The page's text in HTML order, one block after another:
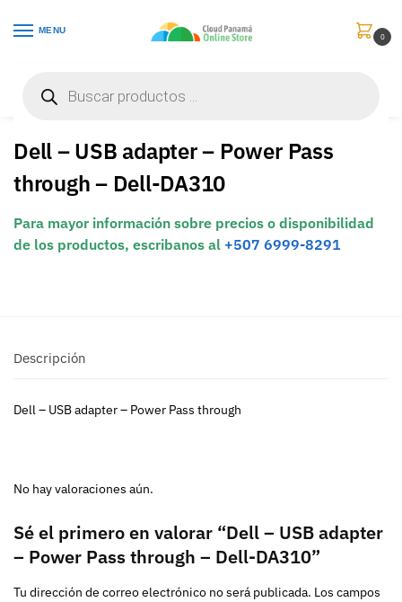
MENU
0
Dell – USB adapter – Power Pass
through – Dell-DA310
Para mayor información sobre precios o disponibilidad
de los productos, escribanos al +507 6999-8291
Descripción
Dell – USB adapter – Power Pass through
No hay valoraciones aún.
Sé el primero en valorar “Dell – USB adapter
– Power Pass through – Dell-DA310”
Tu dirección de correo electrónico no será publicada. Los campos